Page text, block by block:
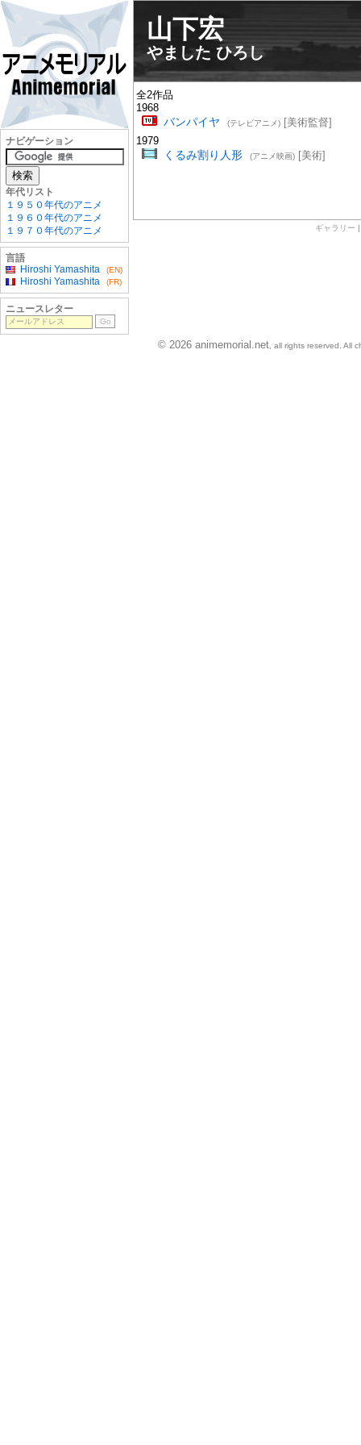
山下宏
やました ひろし
全2作品
1968
バンパイヤ (テレビアニメ)[美術監督]
1979
くるみ割り人形 (アニメ映画)[美術]
ギャラリー
ナビゲーション
年代リスト
１９５０年代のアニメ
１９６０年代のアニメ
１９７０年代のアニメ
言語
Hiroshi Yamashita
(EN)
Hiroshi Yamashita (FR)
ニュースレター
© 2026 animemorial.net , all rights reserved. All